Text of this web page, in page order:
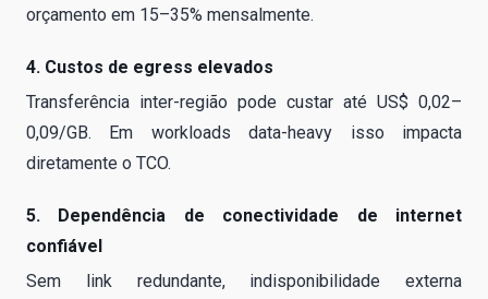
orçamento em 15–35% mensalmente.
4. Custos de egress elevados
Transferência inter-região pode custar até US$ 0,02–
0,09/GB. Em workloads data-heavy isso impacta
diretamente o TCO.
5. Dependência de conectividade de internet
confiável
Sem link redundante, indisponibilidade externa